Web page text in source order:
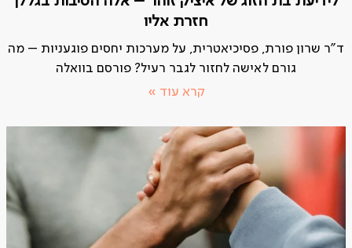
חזרת אליו
ד"ר שרון פורת, פסיכיאטרית, על מערכות יחסים פוגעניות – מה
גורם לאישה לחזור לגבר רעיל? פורסם בוואלה
קרא עוד »